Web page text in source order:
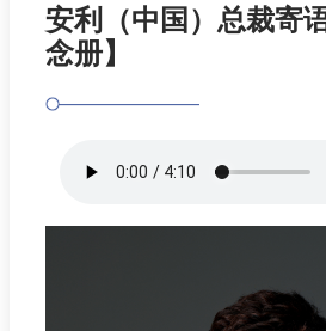
安利（中国）总裁寄
念册】